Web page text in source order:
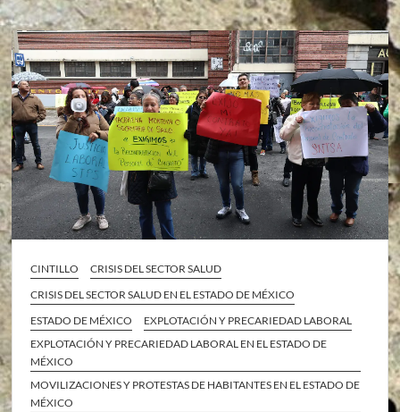
CINTILLO
CRISIS DEL SECTOR SALUD
CRISIS DEL SECTOR SALUD EN EL ESTADO DE MÉXICO
ESTADO DE MÉXICO
EXPLOTACIÓN Y PRECARIEDAD LABORAL
EXPLOTACIÓN Y PRECARIEDAD LABORAL EN EL ESTADO DE
MÉXICO
MOVILIZACIONES Y PROTESTAS DE HABITANTES EN EL ESTADO DE
MÉXICO